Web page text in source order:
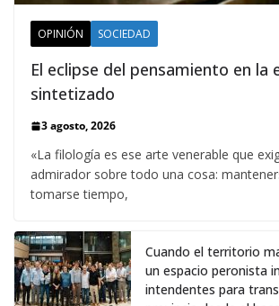
OPINIÓN SOCIEDAD
El eclipse del pensamiento en la
sintetizado
3 agosto, 2026
«La filología es ese arte venerable que
admirador sobre todo una cosa:
tomarse tiempo,
Cuando el territorio
un espacio peronista
intendentes para